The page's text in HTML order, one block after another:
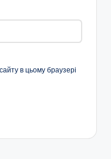
в цьому браузері